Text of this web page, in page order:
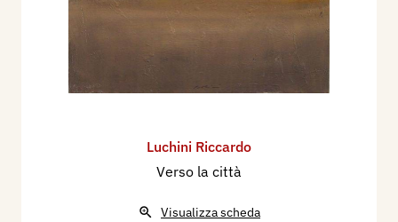
Luchini Riccardo
Verso la città
Visualizza scheda